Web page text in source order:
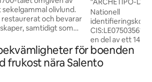
olivlund.
och bevarar
samtidigt som
Låt dig erövras av
och smakerna av
torra och ventilerade
historisk
Nationell
en del av ett
hjärtat av Lecces
några steg från
slottet Charles V,
för boenden
frukost nära Salento